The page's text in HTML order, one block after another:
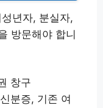
년자, 분실자,
방문해야 합니
창구
분증, 기존 여